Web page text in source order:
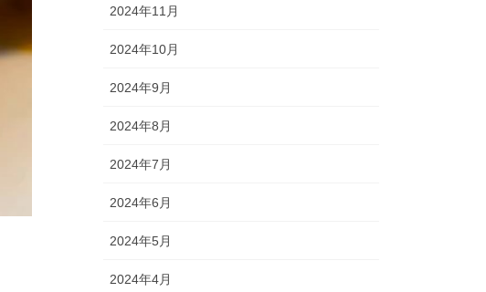
2024年11月
2024年10月
2024年9月
2024年8月
2024年7月
2024年6月
2024年5月
2024年4月